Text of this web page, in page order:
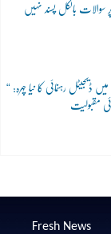
سوالات بالکل پسند نہیں
“معاویہ”کینیڈا میں ڈیجیٹل رہنمائی کا نیا چہرہ:
مقبولیت
Fresh News